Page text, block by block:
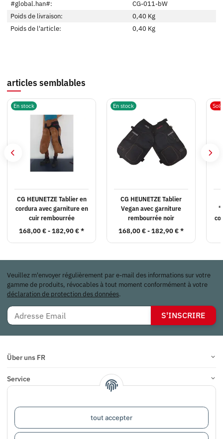
tout accepter
#global.han#:
CG-011-bW
Poids de livraison:
0,40 Kg
Poids de l'article:
0,40 Kg
articles semblables
En stock
CG HEUNETZE Tablier en
cordura avec garniture en
cuir rembourrée
168,00 € -182,90 €*
En stock
CG HEUNETZE Tablier
Vegan avec garniture
rembourrée noir
168,00 € -182,90 €*
Veuillez m'envoyer régulièrement par e-mail des informations sur votre
gamme de produits, révocables à tout moment conformément à votre
déclaration de protection des données.
S'INSCRIRE
Über uns FR
Service
COMMENTAIRES